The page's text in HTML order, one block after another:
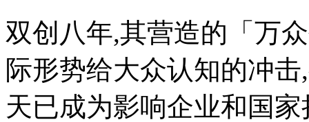
双创八年,其营造的「万
际形势给大众认知的冲
天已成为影响企业和国